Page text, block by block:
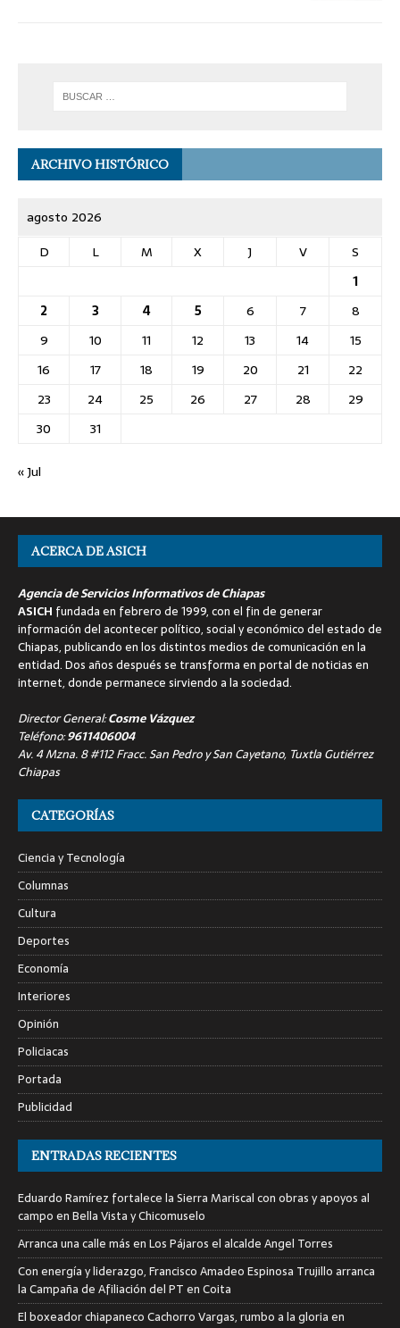
ARCHIVO HISTÓRICO
agosto 2026
D
L M X J V
S
1
2
3 4 5 6 7
8
9
10 11 12 13 14
15
16
17 18 19 20 21
22
23
24 25 26 27 28
29
30
31
« Jul
ACERCA DE ASICH
Agencia de Servicios Informativos de Chiapas
ASICH fundada en febrero de 1999, con el fin de generar
información del acontecer político, social y económico del estado de
Chiapas, publicando en los distintos medios de comunicación en la
entidad. Dos años después se transforma en portal de noticias en
internet, donde permanece sirviendo a la sociedad.
Director General:Cosme Vázquez
Teléfono:9611406004
Av. 4 Mzna. 8 #112 Fracc. San Pedro y San Cayetano, Tuxtla Gutiérrez
Chiapas
CATEGORÍAS
Ciencia y Tecnología
Columnas
Cultura
Deportes
Economía
Interiores
Opinión
Policiacas
Portada
Publicidad
ENTRADAS RECIENTES
Eduardo Ramírez fortalece la Sierra Mariscal con obras y apoyos al
campo en Bella Vista y Chicomuselo
Arranca una calle más en Los Pájaros el alcalde Angel Torres
Con energía y liderazgo, Francisco Amadeo Espinosa Trujillo arranca
la Campaña de Afiliación del PT en Coita
El boxeador chiapaneco Cachorro Vargas, rumbo a la gloria en